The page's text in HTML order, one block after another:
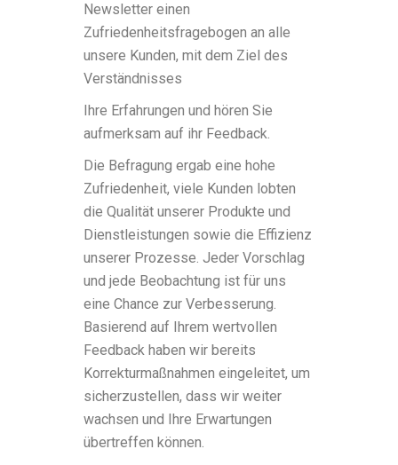
Newsletter einen
Zufriedenheitsfragebogen an alle
unsere Kunden, mit dem Ziel des
Verständnisses
Ihre Erfahrungen und hören Sie
aufmerksam auf ihr Feedback.
Die Befragung ergab eine hohe
Zufriedenheit, viele Kunden lobten
die Qualität unserer Produkte und
Dienstleistungen sowie die Effizienz
unserer Prozesse. Jeder Vorschlag
und jede Beobachtung ist für uns
eine Chance zur Verbesserung.
Basierend auf Ihrem wertvollen
Feedback haben wir bereits
Korrekturmaßnahmen eingeleitet, um
sicherzustellen, dass wir weiter
wachsen und Ihre Erwartungen
übertreffen können.